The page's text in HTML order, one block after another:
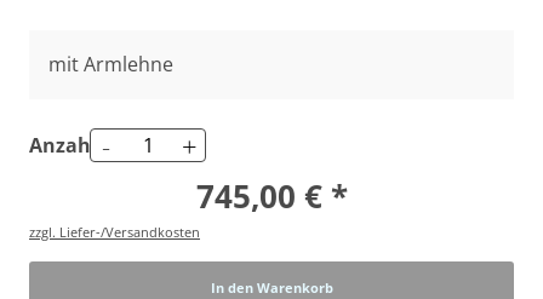
mit Armlehne
Anzahl - +
745,00 € *
zzgl. Liefer-/Versandkosten
In den Warenkorb